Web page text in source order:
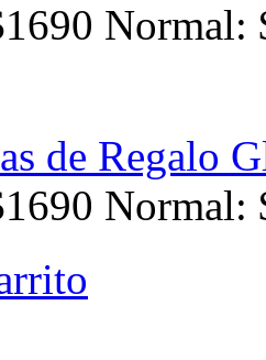
Normal:
de Regalo
Normal: